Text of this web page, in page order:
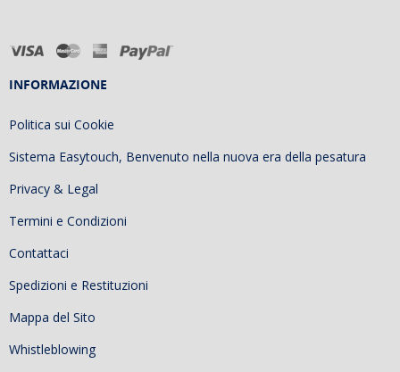
INFORMAZIONE
Politica sui Cookie
Sistema Easytouch, Benvenuto nella nuova era della pesatura
Privacy & Legal
Termini e Condizioni
Contattaci
Spedizioni e Restituzioni
Mappa del Sito
Whistleblowing